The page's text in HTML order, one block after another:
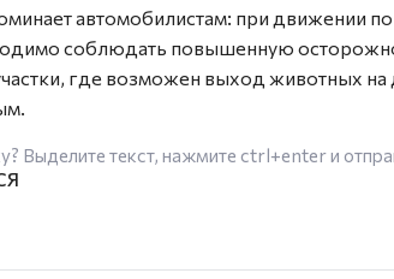
автомобилистам: при движении
соблюдать повышенную
где возможен выход животных
Выделите текст, нажмите ctrl+enterи